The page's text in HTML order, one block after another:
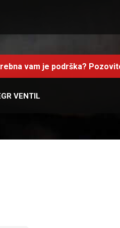
vam je podrška?
VENTIL